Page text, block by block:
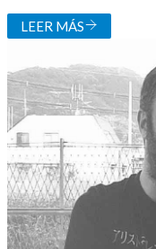
LEER MÁS